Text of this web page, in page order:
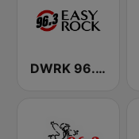
DWRK 96.3 Easy Rock Manila